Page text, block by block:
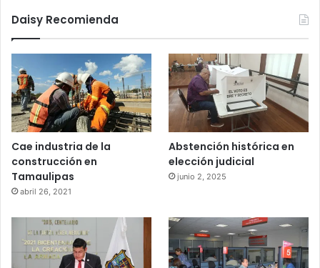
Daisy Recomienda
Cae industria de la
construcción en
Tamaulipas
abril 26, 2021
Abstención histórica en
elección judicial
junio 2, 2025